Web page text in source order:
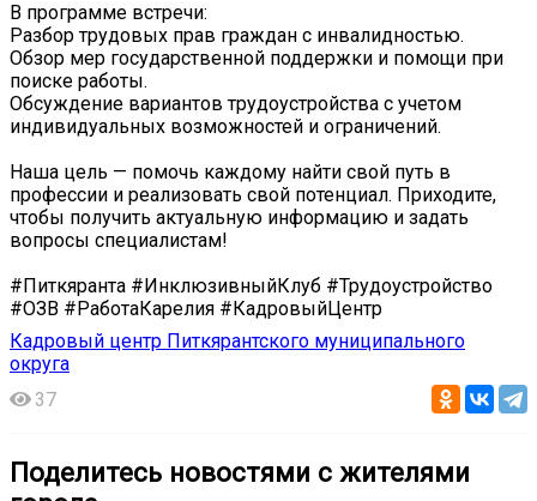
В программе встречи:
Разбор трудовых прав граждан с инвалидностью.
Обзор мер государственной поддержки и помощи при
поиске работы.
Обсуждение вариантов трудоустройства с учетом
индивидуальных возможностей и ограничений.
Наша цель — помочь каждому найти свой путь в
профессии и реализовать свой потенциал. Приходите,
чтобы получить актуальную информацию и задать
вопросы специалистам!
#Питкяранта #ИнклюзивныйКлуб #Трудоустройство
#ОЗВ #РаботаКарелия #КадровыйЦентр
Кадровый центр Питкярантского муниципального
округа
37
Поделитесь новостями с жителями